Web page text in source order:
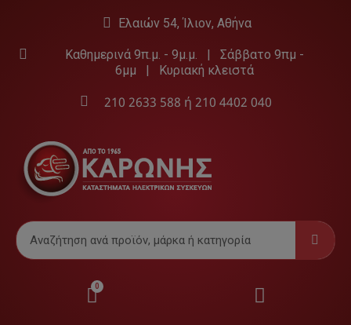
Ελαιών 54, Ίλιον, Αθήνα
Καθημερινά 9π.μ. - 9μ.μ. | Σάββατο 9πμ -
6μμ | Κυριακή κλειστά
210 2633 588 ή 210 4402 040